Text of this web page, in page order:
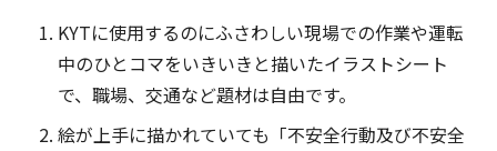
KYTに使用するのにふさわしい現場での作業や運転
中のひとコマをいきいきと描いたイラストシート
で、職場、交通など題材は自由です。
絵が上手に描かれていても「不安全行動及び不安全